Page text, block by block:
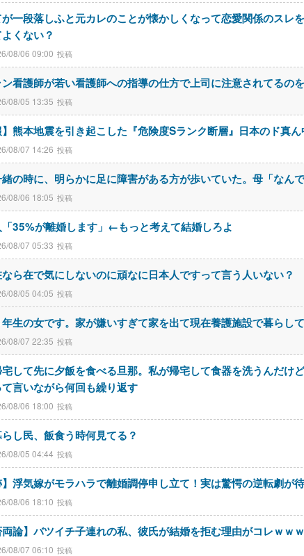
一段落しふと元カレのことが懐かしくなって恋愛関係のス
くない？
08/06 09:00
看護師が若い看護師への指導の仕方で上司に注意されてるの
08/05 13:35
】熊本地震を引き起こした『危険度Sランク断層』日本のド真
08/07 14:26
の時に、明らかに足に障害がある方が歩いていた。母「なん
08/06 18:05
「35%が離婚します」←もっと考えて結婚しろよ
08/07 05:33
ら在で気にしないのに頑なに日本人ですって言う人いない？
08/05 04:05
生の女です。家が嫌いすぎて家を出て現在養護施設で暮らし
08/07 22:35
して先に夕飯を食べる旦那。私が帰宅して食器を洗うんだ
言いながら何回も繰り返す
08/06 18:00
し民、飯食う時何見てる？
08/05 04:44
】浮気嫁がモラハラで離婚調停申し立て！実は驚愕の逆転劇が
08/06 18:10
両論】バツイチ子連れの私、彼氏が結婚を拒む理由がコレｗｗ
08/07 06:10